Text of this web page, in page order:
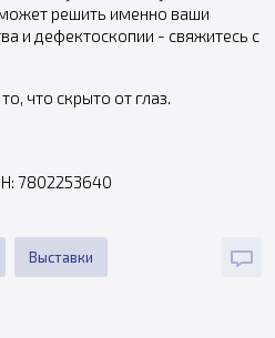
решить именно ваши
и дефектоскопии - свяжитесь с
что скрыто от глаз.
7802253640
Выставки